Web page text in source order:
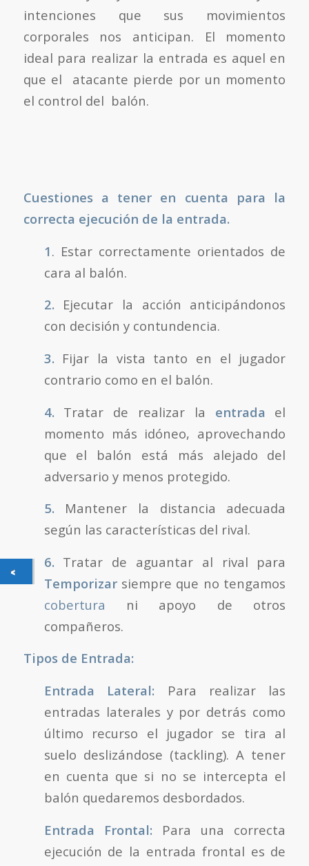
intenciones que sus movimientos
corporales nos anticipan. El momento
ideal para realizar la entrada es aquel en
que el atacante pierde por un momento
el control del balón.
Cuestiones a tener en cuenta para la
correcta ejecución de la entrada.
1. Estar correctamente orientados de
cara al balón.
2. Ejecutar la acción anticipándonos
con decisión y contundencia.
3. Fijar la vista tanto en el jugador
contrario como en el balón.
4. Tratar de realizar la entrada el
momento más idóneo, aprovechando
que el balón está más alejado del
adversario y menos protegido.
5. Mantener la distancia adecuada
según las características del rival.
6. Tratar de aguantar al rival para
Temporizarsiempre que no tengamos
cobertura ni apoyo de otros
compañeros.
Tipos de Entrada:
Entrada Lateral: Para realizar
las
entradas laterales y por detrás como
último recurso el jugador se tira al
suelo deslizándose (tackling). A tener
en cuenta que si no se intercepta el
balón quedaremos desbordados.
Entrada Frontal: Para una correcta
ejecución de la entrada frontal es de